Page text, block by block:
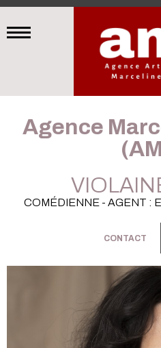
Agence
COMÉDIENNE - AGENT :
CONTACT